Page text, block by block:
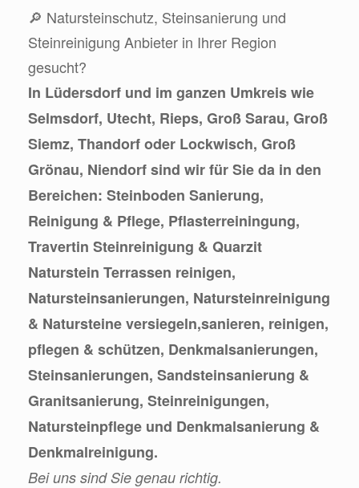
🔎 Natursteinschutz, Steinsanierung und
Steinreinigung Anbieter in Ihrer Region
gesucht?
In Lüdersdorf und im ganzen Umkreis wie
Selmsdorf, Utecht, Rieps, Groß Sarau, Groß
Siemz, Thandorf oder Lockwisch, Groß
Grönau, Niendorf sind wir für Sie da in den
Bereichen: Steinboden Sanierung,
Reinigung & Pflege, Pflasterreiningung,
Travertin Steinreinigung & Quarzit
Naturstein Terrassen reinigen,
Natursteinsanierungen, Natursteinreinigung
& Natursteine versiegeln,sanieren, reinigen,
pflegen & schützen, Denkmalsanierungen,
Steinsanierungen, Sandsteinsanierung &
Granitsanierung, Steinreinigungen,
Natursteinpflege und Denkmalsanierung &
Denkmalreinigung.
Bei uns sind Sie genau richtig.